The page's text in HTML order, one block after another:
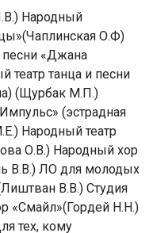
Народный
О.Ф)
«Джана
театр танца и песни
(Щурбак М.П.)
(эстрадная
Народный театр
О.В.) Народный хор
В.В.) ЛО для молодых
В.В.) Студия
«Смайл»(Гордей Н.Н.)
тех, кому